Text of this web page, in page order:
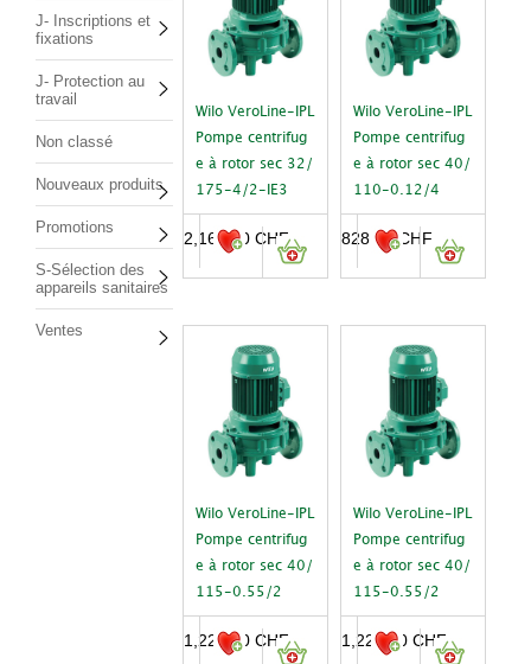
J- Inscriptions et
fixations
J- Protection au
travail
Non classé
Nouveaux produits
Promotions
S-Sélection des
appareils sanitaires
Ventes
Wilo VeroLine-IPL
Pompe centrifug
e à rotor sec 32/
175-4/2-IE3
2,167.00CHF
Wilo VeroLine-IPL
Pompe centrifug
e à rotor sec 40/
110-0.12/4
828.00CHF
Wilo VeroLine-IPL
Pompe centrifug
e à rotor sec 40/
115-0.55/2
1,221.00CHF
Wilo VeroLine-IPL
Pompe centrifug
e à rotor sec 40/
115-0.55/2
1,221.00CHF